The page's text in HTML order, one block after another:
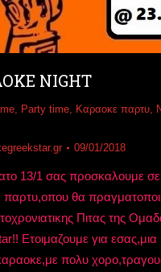
NIGHT
Party time Καραοκε παρτυ
09/01/2018
13/1 σας προσκαλουμε
θα
Πιτας της
Ετοιμαζουμε για εσας,μια
πολυ